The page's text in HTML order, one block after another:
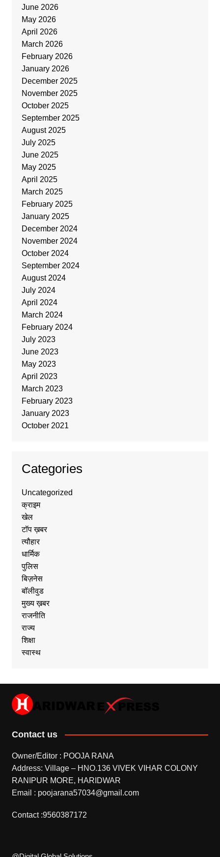
June 2026
May 2026
April 2026
March 2026
February 2026
January 2026
December 2025
November 2025
October 2025
September 2025
August 2025
July 2025
June 2025
May 2025
April 2025
March 2025
February 2025
January 2025
December 2024
November 2024
October 2024
September 2024
August 2024
July 2024
April 2024
March 2024
February 2024
July 2023
June 2023
May 2023
April 2023
March 2023
February 2023
January 2023
October 2021
Categories
Uncategorized
क्राइम
खेल
टॉप ख़बर
त्यौहार
धार्मिक
पुलिस
बिज़नेस
बॉलीवुड
मुख्य ख़बर
राजनीति
राज्य
शिक्षा
स्वास्थ
Contact us
Owner/Editor : POOJA RANA
Address: Village – HNO.136 VIVEK VIHAR COLONY
RANIPUR MORE, HARIDWAR
Email : poojarana57034@gmail.com
Contact :9560387172